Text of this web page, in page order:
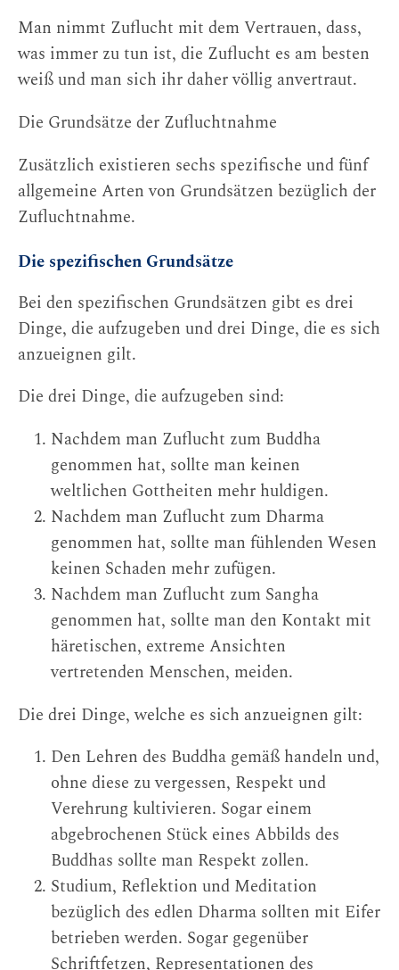
Man nimmt Zuflucht mit dem Vertrauen, dass,
was immer zu tun ist, die Zuflucht es am besten
weiß und man sich ihr daher völlig anvertraut.
Die Grundsätze der Zufluchtnahme
Zusätzlich existieren sechs spezifische und fünf
allgemeine Arten von Grundsätzen bezüglich der
Zufluchtnahme.
Die spezifischen Grundsätze
Bei den spezifischen Grundsätzen gibt es drei
Dinge, die aufzugeben und drei Dinge, die es sich
anzueignen gilt.
Die drei Dinge, die aufzugeben sind:
Nachdem man Zuflucht zum Buddha
genommen hat, sollte man keinen
weltlichen Gottheiten mehr huldigen.
Nachdem man Zuflucht zum Dharma
genommen hat, sollte man fühlenden Wesen
keinen Schaden mehr zufügen.
Nachdem man Zuflucht zum Sangha
genommen hat, sollte man den Kontakt mit
häretischen, extreme Ansichten
vertretenden Menschen, meiden.
Die drei Dinge, welche es sich anzueignen gilt:
Den Lehren des Buddha gemäß handeln und,
ohne diese zu vergessen, Respekt und
Verehrung kultivieren. Sogar einem
abgebrochenen Stück eines Abbilds des
Buddhas sollte man Respekt zollen.
Studium, Reflektion und Meditation
bezüglich des edlen Dharma sollten mit Eifer
betrieben werden. Sogar gegenüber
Schriftfetzen, Representationen des